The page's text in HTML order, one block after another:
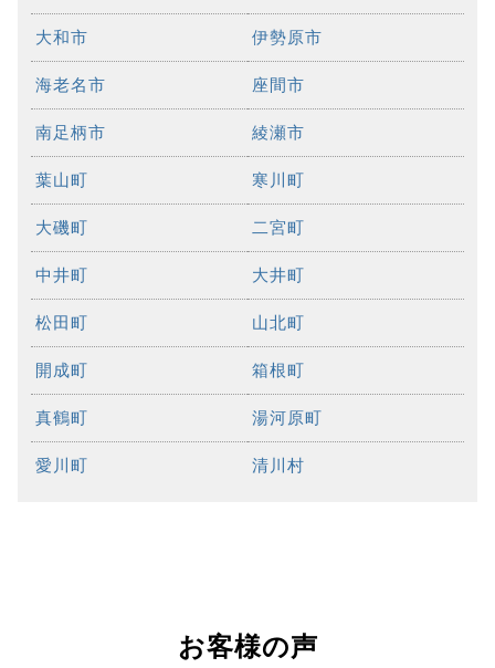
大和市 伊勢原市
海老名市 座間市
南足柄市 綾瀬市
葉山町 寒川町
大磯町 二宮町
中井町 大井町
松田町 山北町
開成町 箱根町
真鶴町 湯河原町
愛川町 清川村
お客様の声